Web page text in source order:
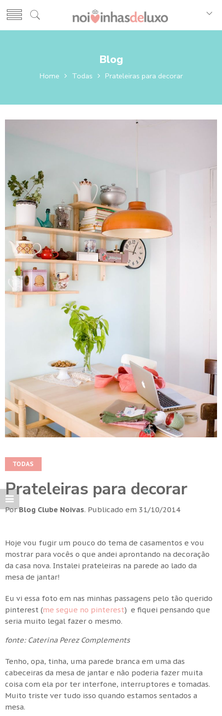
Blog
Home Todas Prateleiras para decorar
TODAS
Prateleiras para decorar
PorBlog Clube Noivas. Publicado em 31/10/2014
Hoje vou fugir um pouco do tema de casamentos e vou
mostrar para vocês o que andei aprontando na decoração
da casa nova. Instalei prateleiras na parede ao lado da
mesa de jantar!
Eu vi essa foto em nas minhas passagens pelo tão querido
pinterest (me segue no pinterest) e fiquei pensando que
seria muito legal fazer o mesmo.
fonte: Caterina Perez Complements
Tenho, opa, tinha, uma parede branca em uma das
cabeceiras da mesa de jantar e não poderia fazer muita
coisa com ela por ter interfone, interruptores e tomadas.
Muito triste ver tudo isso quando estamos sentados a
mesa.